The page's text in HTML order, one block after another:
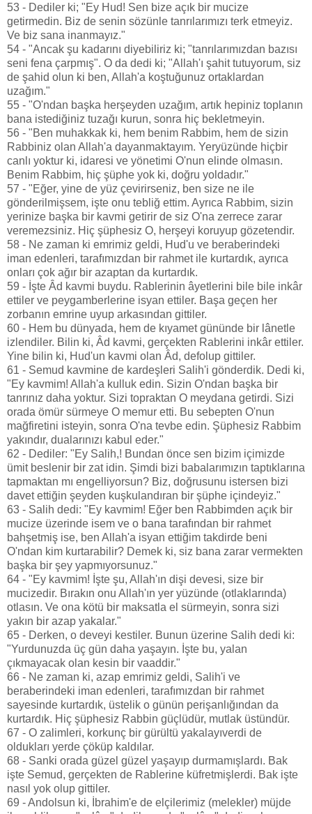
53 - Dediler ki; "Ey Hud! Sen bize açık bir mucize
getirmedin. Biz de senin sözünle tanrılarımızı terk etmeyiz.
Ve biz sana inanmayız."
54 - "Ancak şu kadarını diyebiliriz ki; "tanrılarımızdan bazısı
seni fena çarpmış". O da dedi ki; "Allah'ı şahit tutuyorum, siz
de şahid olun ki ben, Allah'a koştuğunuz ortaklardan
uzağım."
55 - "O'ndan başka herşeyden uzağım, artık hepiniz toplanın
bana istediğiniz tuzağı kurun, sonra hiç bekletmeyin.
56 - "Ben muhakkak ki, hem benim Rabbim, hem de sizin
Rabbiniz olan Allah'a dayanmaktayım. Yeryüzünde hiçbir
canlı yoktur ki, idaresi ve yönetimi O'nun elinde olmasın.
Benim Rabbim, hiç şüphe yok ki, doğru yoldadır."
57 - "Eğer, yine de yüz çevirirseniz, ben size ne ile
gönderilmişsem, işte onu tebliğ ettim. Ayrıca Rabbim, sizin
yerinize başka bir kavmi getirir de siz O'na zerrece zarar
veremezsiniz. Hiç şüphesiz O, herşeyi koruyup gözetendir.
58 - Ne zaman ki emrimiz geldi, Hud'u ve beraberindeki
iman edenleri, tarafımızdan bir rahmet ile kurtardık, ayrıca
onları çok ağır bir azaptan da kurtardık.
59 - İşte Âd kavmi buydu. Rablerinin âyetlerini bile bile inkâr
ettiler ve peygamberlerine isyan ettiler. Başa geçen her
zorbanın emrine uyup arkasından gittiler.
60 - Hem bu dünyada, hem de kıyamet gününde bir lânetle
izlendiler. Bilin ki, Âd kavmi, gerçekten Rablerini inkâr ettiler.
Yine bilin ki, Hud'un kavmi olan Âd, defolup gittiler.
61 - Semud kavmine de kardeşleri Salih'i gönderdik. Dedi ki,
"Ey kavmim! Allah'a kulluk edin. Sizin O'ndan başka bir
tanrınız daha yoktur. Sizi topraktan O meydana getirdi. Sizi
orada ömür sürmeye O memur etti. Bu sebepten O'nun
mağfiretini isteyin, sonra O'na tevbe edin. Şüphesiz Rabbim
yakındır, dualarınızı kabul eder."
62 - Dediler: "Ey Salih,! Bundan önce sen bizim içimizde
ümit beslenir bir zat idin. Şimdi bizi babalarımızın taptıklarına
tapmaktan mı engelliyorsun? Biz, doğrusunu istersen bizi
davet ettiğin şeyden kuşkulandıran bir şüphe içindeyiz."
63 - Salih dedi: "Ey kavmim! Eğer ben Rabbimden açık bir
mucize üzerinde isem ve o bana tarafından bir rahmet
bahşetmiş ise, ben Allah'a isyan ettiğim takdirde beni
O'ndan kim kurtarabilir? Demek ki, siz bana zarar vermekten
başka bir şey yapmıyorsunuz."
64 - "Ey kavmim! İşte şu, Allah'ın dişi devesi, size bir
mucizedir. Bırakın onu Allah'ın yer yüzünde (otlaklarında)
otlasın. Ve ona kötü bir maksatla el sürmeyin, sonra sizi
yakın bir azap yakalar."
65 - Derken, o deveyi kestiler. Bunun üzerine Salih dedi ki:
"Yurdunuzda üç gün daha yaşayın. İşte bu, yalan
çıkmayacak olan kesin bir vaaddir."
66 - Ne zaman ki, azap emrimiz geldi, Salih'i ve
beraberindeki iman edenleri, tarafımızdan bir rahmet
sayesinde kurtardık, üstelik o günün perişanlığından da
kurtardık. Hiç şüphesiz Rabbin güçlüdür, mutlak üstündür.
67 - O zalimleri, korkunç bir gürültü yakalayıverdi de
oldukları yerde çöküp kaldılar.
68 - Sanki orada güzel güzel yaşayıp durmamışlardı. Bak
işte Semud, gerçekten de Rablerine küfretmişlerdi. Bak işte
nasıl yok olup gittiler.
69 - Andolsun ki, İbrahim'e de elçilerimiz (melekler) müjde